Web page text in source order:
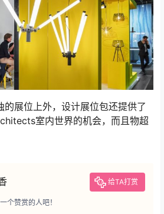
的展位上外，设计展位包还提供了
室内世界的机会，而且物超
给TA打赏
个赞赏的人吧！